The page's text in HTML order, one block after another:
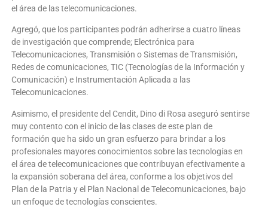
el área de las telecomunicaciones.
Agregó, que los participantes podrán adherirse a cuatro líneas
de investigación que comprende; Electrónica para
Telecomunicaciones, Transmisión o Sistemas de Transmisión,
Redes de comunicaciones, TIC (Tecnologías de la Información y
Comunicación) e Instrumentación Aplicada a las
Telecomunicaciones.
Asimismo, el presidente del Cendit, Dino di Rosa aseguró sentirse
muy contento con el inicio de las clases de este plan de
formación que ha sido un gran esfuerzo para brindar a los
profesionales mayores conocimientos sobre las tecnologías en
el área de telecomunicaciones que contribuyan efectivamente a
la expansión soberana del área, conforme a los objetivos del
Plan de la Patria y el Plan Nacional de Telecomunicaciones, bajo
un enfoque de tecnologías conscientes.